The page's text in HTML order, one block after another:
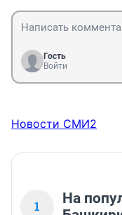
Гость
Войти
Новости СМИ2
1
На